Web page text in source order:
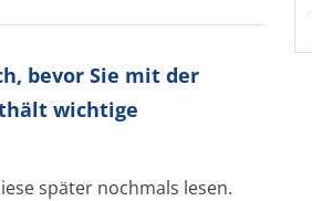
bevor Sie mit der
wichtige
später nochmals lesen.